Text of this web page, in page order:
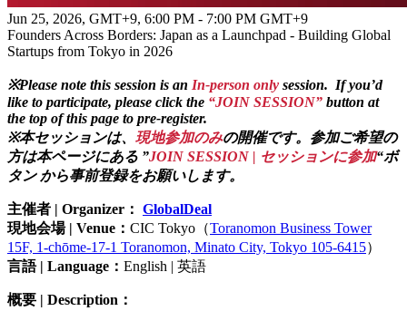
Jun 25, 2026, GMT+9, 6:00 PM - 7:00 PM GMT+9
Founders Across Borders: Japan as a Launchpad - Building Global
Startups from Tokyo in 2026
※Please note this session is an In-person only session. If you’d
like to participate, please click the “JOIN SESSION” button at
the top of this page to pre-register.
※本セッションは、 現地参加のみの開催です。参加ご希望の
方は本ページにある ”JOIN SESSION | セッションに参加“ボ
タン から事前登録をお願いします。
主催者 | Organizer： GlobalDeal
現地会場 | Venue： CIC Tokyo（Toranomon Business Tower
15F, 1-chōme-17-1 Toranomon, Minato City, Tokyo 105-6415）
言語 | Language： English | 英語
概要 | Description：